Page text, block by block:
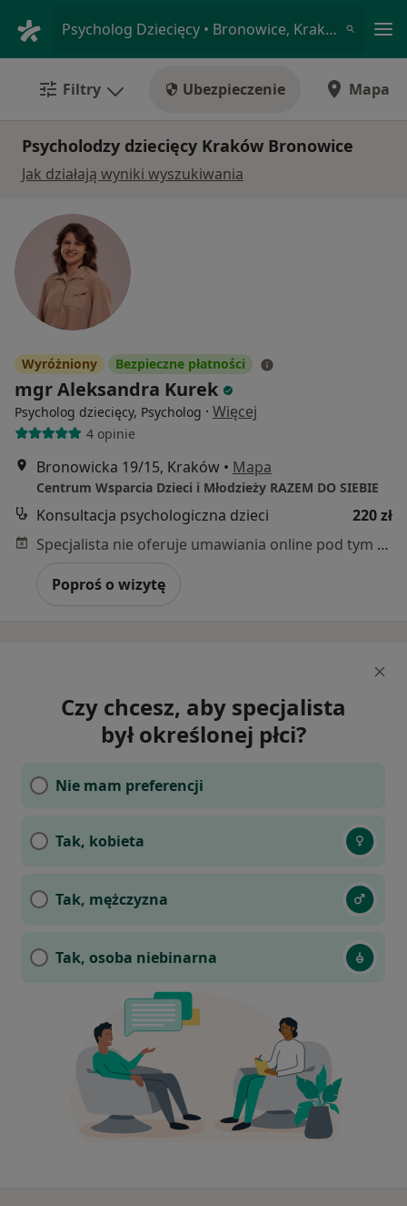
Psycholog Dziecięcy • Bronowice, Kraków, małopolskie
Filtry Ubezpieczenie Mapa
Psycholodzy dziecięcy Kraków Bronowice
Jak działają wyniki wyszukiwania
Wyróżniony Bezpieczne płatności
mgr Aleksandra Kurek
Psycholog dziecięcy, Psycholog · Więcej
4 opinie
Bronowicka 19/15, Kraków • Mapa
Centrum Wsparcia Dzieci i Młodzieży RAZEM DO SIEBIE
Konsultacja psychologiczna dzieci
220 zł
Specjalista nie oferuje umawiania online pod tym adresem.
Poproś o wizytę
Czy chcesz, aby specjalista
był określonej płci?
Nie mam preferencji
Tak, kobieta
Tak, mężczyzna
Tak, osoba niebinarna